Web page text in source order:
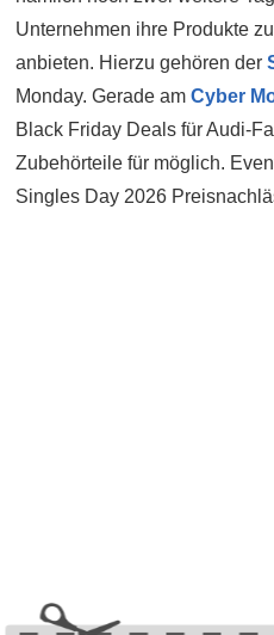
Unternehmen ihre Produkte
anbieten. Hierzu gehören der
Monday. Gerade am Cyber
Black Friday Deals für Audi-
Zubehörteile für möglich.
Singles Day 2026